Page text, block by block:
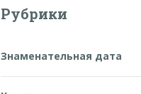
Рубрики
Знаменательная дата